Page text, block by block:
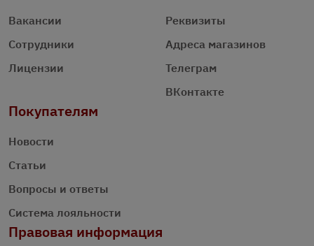
Вакансии
Сотрудники
Лицензии
Реквизиты
Адреса магазинов
Телеграм
ВКонтакте
Покупателям
Новости
Статьи
Вопросы и ответы
Система лояльности
Правовая информация